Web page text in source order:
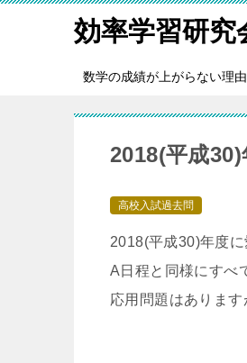
効率学習研究
数学の成績が上がらない理由
2018(平成
高校入試過去問
2018(平成30)年度
A日程と同様にすべ
応用問題はありま